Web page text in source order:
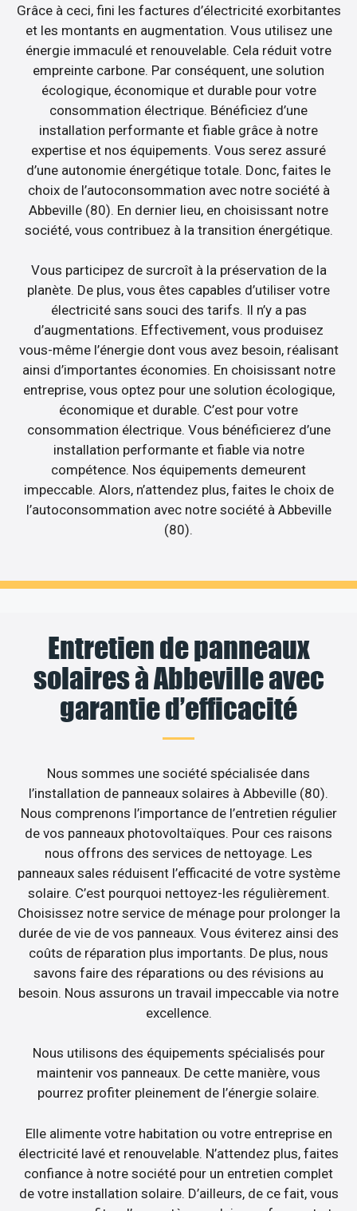
Grâce à ceci, fini les factures d’électricité exorbitantes
et les montants en augmentation. Vous utilisez une
énergie immaculé et renouvelable. Cela réduit votre
empreinte carbone. Par conséquent, une solution
écologique, économique et durable pour votre
consommation électrique. Bénéficiez d’une
installation performante et fiable grâce à notre
expertise et nos équipements. Vous serez assuré
d’une autonomie énergétique totale. Donc, faites le
choix de l’autoconsommation avec notre société à
Abbeville (80). En dernier lieu, en choisissant notre
société, vous contribuez à la transition énergétique.
Vous participez de surcroît à la préservation de la
planète. De plus, vous êtes capables d’utiliser votre
électricité sans souci des tarifs. Il n’y a pas
d’augmentations. Effectivement, vous produisez
vous-même l’énergie dont vous avez besoin, réalisant
ainsi d’importantes économies. En choisissant notre
entreprise, vous optez pour une solution écologique,
économique et durable. C’est pour votre
consommation électrique. Vous bénéficierez d’une
installation performante et fiable via notre
compétence. Nos équipements demeurent
impeccable. Alors, n’attendez plus, faites le choix de
l’autoconsommation avec notre société à Abbeville
(80).
Entretien de panneaux
solaires à Abbeville avec
garantie d’efficacité
Nous sommes une société spécialisée dans
l’installation de panneaux solaires à Abbeville (80).
Nous comprenons l’importance de l’entretien régulier
de vos panneaux photovoltaïques. Pour ces raisons
nous offrons des services de nettoyage. Les
panneaux sales réduisent l’efficacité de votre système
solaire. C’est pourquoi nettoyez-les régulièrement.
Choisissez notre service de ménage pour prolonger la
durée de vie de vos panneaux. Vous éviterez ainsi des
coûts de réparation plus importants. De plus, nous
savons faire des réparations ou des révisions au
besoin. Nous assurons un travail impeccable via notre
excellence.
Nous utilisons des équipements spécialisés pour
maintenir vos panneaux. De cette manière, vous
pourrez profiter pleinement de l’énergie solaire.
Elle alimente votre habitation ou votre entreprise en
électricité lavé et renouvelable. N’attendez plus, faites
confiance à notre société pour un entretien complet
de votre installation solaire. D’ailleurs, de ce fait, vous